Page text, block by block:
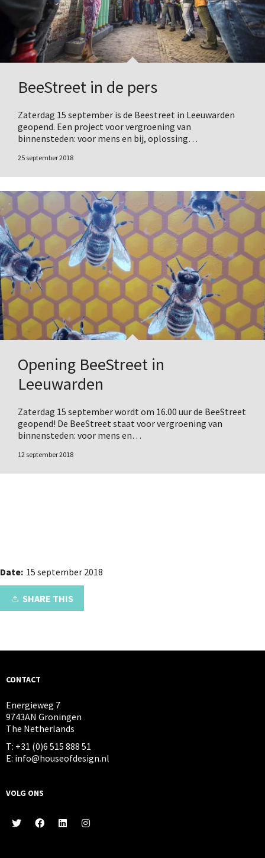
BeeStreet in de pers
Zaterdag 15 september is de Beestreet in Leeuwarden
geopend. Een project voor vergroening van
binnensteden: voor mens en bij, oplossing…
25 september 2018
Opening BeeStreet in
Leeuwarden
Zaterdag 15 september wordt om 16.00 uur de BeeStreet
geopend! De BeeStreet staat voor vergroening van
binnensteden: voor mens en…
12 september 2018
Date: 15 september 2018
SHARE THIS
CONTACT
Energieweg 7
9743AN Groningen
The Netherlands
T: +31 (0)6 515 888 51
E: info@houseofdesign.nl
VOLG ONS